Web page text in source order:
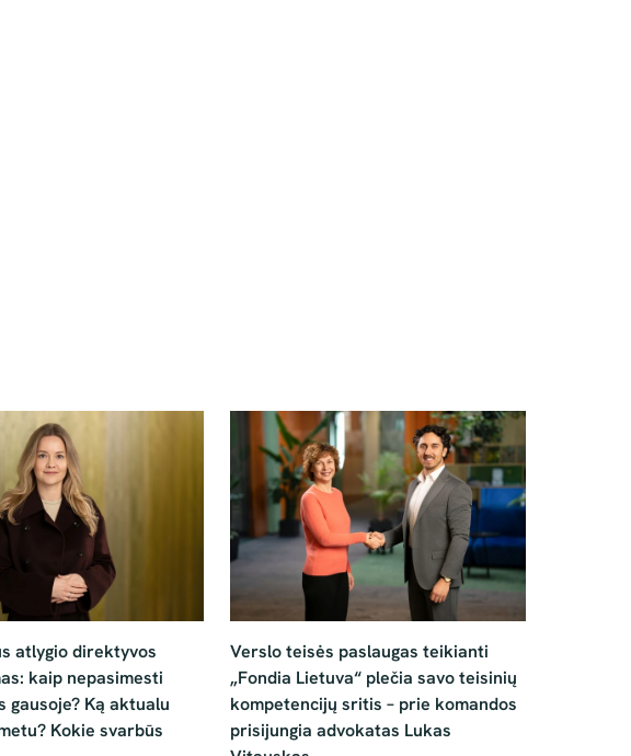
atlygio direktyvos
kaip nepasimesti
gausoje? Ką aktualu
Kokie svarbūs
Verslo teisės paslaugas teikianti
„Fondia Lietuva“ plečia savo teisinių
kompetencijų sritis – prie komandos
prisijungia advokatas Lukas